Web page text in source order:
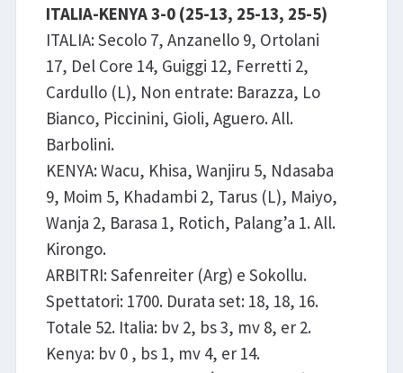
ITALIA-KENYA 3-0 (25-13, 25-13, 25-5)
ITALIA: Secolo 7, Anzanello 9, Ortolani
17, Del Core 14, Guiggi 12, Ferretti 2,
Cardullo (L), Non entrate: Barazza, Lo
Bianco, Piccinini, Gioli, Aguero. All.
Barbolini.
KENYA: Wacu, Khisa, Wanjiru 5, Ndasaba
9, Moim 5, Khadambi 2, Tarus (L), Maiyo,
Wanja 2, Barasa 1, Rotich, Palang’a 1. All.
Kirongo.
ARBITRI: Safenreiter (Arg) e Sokollu.
Spettatori: 1700. Durata set: 18, 18, 16.
Totale 52. Italia: bv 2, bs 3, mv 8, er 2.
Kenya: bv 0 , bs 1, mv 4, er 14.